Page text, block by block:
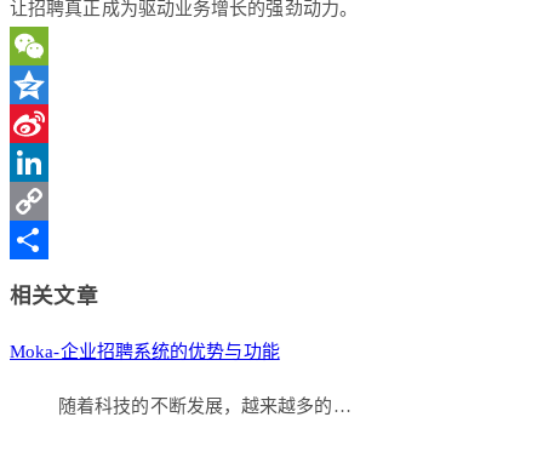
让招聘真正成为驱动业务增长的强劲动力。
WeChat
Qzone
Sina
Weibo
LinkedIn
Copy
相关文章
Moka-企业招聘系统的优势与功能
随着科技的不断发展，越来越多的…